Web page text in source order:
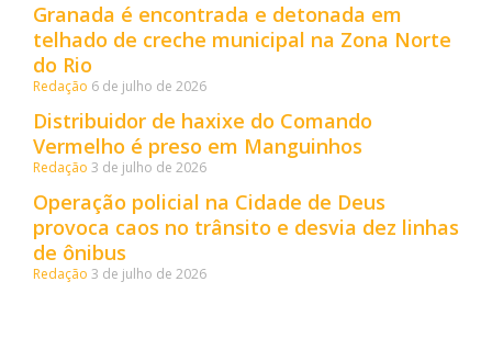
Granada é encontrada e detonada em
telhado de creche municipal na Zona Norte
do Rio
Redação 6 de julho de 2026
Distribuidor de haxixe do Comando
Vermelho é preso em Manguinhos
Redação 3 de julho de 2026
Operação policial na Cidade de Deus
provoca caos no trânsito e desvia dez linhas
de ônibus
Redação 3 de julho de 2026